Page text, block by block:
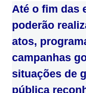
Até o fim das
poderão
atos,
campanhas
situações de
pública